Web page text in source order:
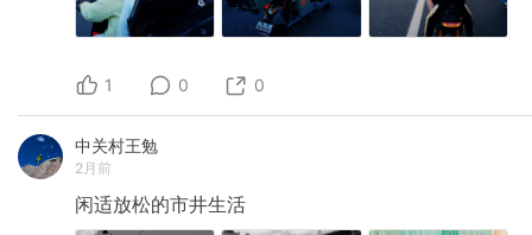
1 0 0
中关村王勉
2月前
闲适放松的市井生活